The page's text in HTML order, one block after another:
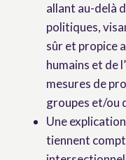
allant au-delà
politiques,
sûr et propice
humains et de
mesures de
groupes et/ou
Une
tiennent